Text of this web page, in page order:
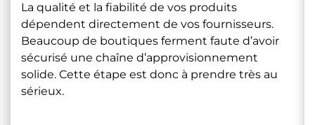
La qualité et la fiabilité de vos produits
dépendent directement de vos fournisseurs.
Beaucoup de boutiques ferment faute d’avoir
sécurisé une chaîne d’approvisionnement
solide. Cette étape est donc à prendre très au
sérieux.